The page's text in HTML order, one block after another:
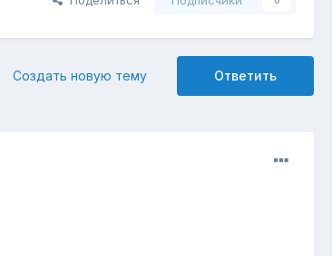
Ответить
Создать новую тему